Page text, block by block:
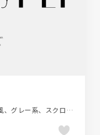
インテリア・家具・雑貨・家電、ギャラリー風、グレー系、スクロールエフェクト、スタイリッシュ、タイポグラフィー、ブランド・サービスサイト、大きめ写真、海外サイト